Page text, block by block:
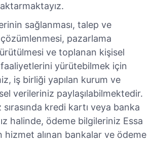
sağlanması, talep ve
pazarlama
ve toplanan kişisel
yürütebilmek için
iş birliği yapılan kurum ve
verileriniz paylaşılabilmektedir.
sırasında kredi kartı veya banka
halinde, ödeme bilgileriniz Essa
hizmet alınan bankalar ve ödeme